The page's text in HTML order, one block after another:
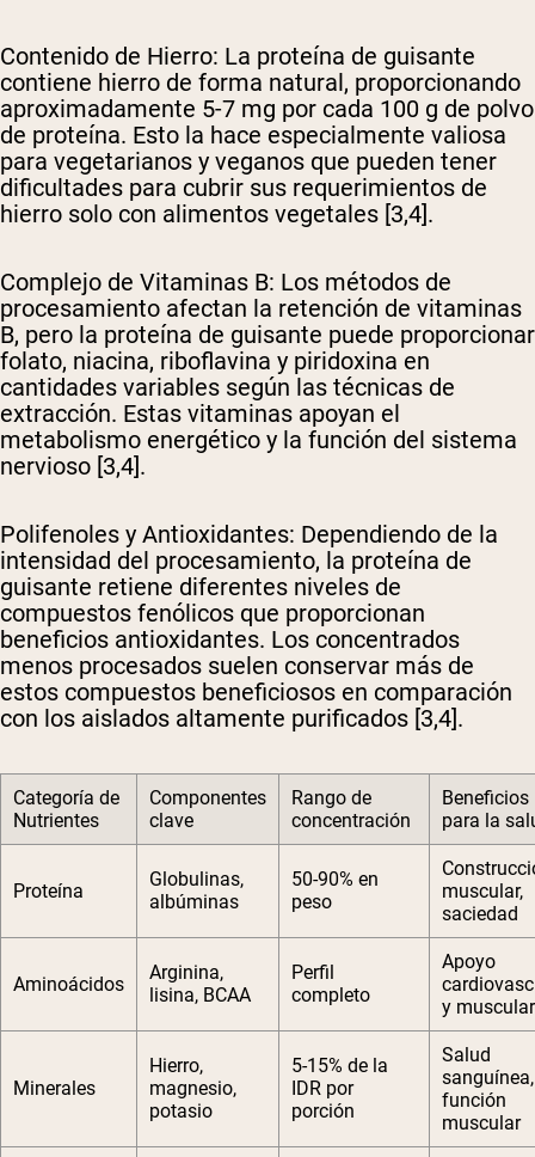
Contenido de Hierro: La proteína de guisante
contiene hierro de forma natural, proporcionando
aproximadamente 5-7 mg por cada 100 g de polvo
de proteína. Esto la hace especialmente valiosa
para vegetarianos y veganos que pueden tener
dificultades para cubrir sus requerimientos de
hierro solo con alimentos vegetales [3,4].
Complejo de Vitaminas B: Los métodos de
procesamiento afectan la retención de vitaminas
B, pero la proteína de guisante puede proporcionar
folato, niacina, riboflavina y piridoxina en
cantidades variables según las técnicas de
extracción. Estas vitaminas apoyan el
metabolismo energético y la función del sistema
nervioso [3,4].
Polifenoles y Antioxidantes: Dependiendo de la
intensidad del procesamiento, la proteína de
guisante retiene diferentes niveles de
compuestos fenólicos que proporcionan
beneficios antioxidantes. Los concentrados
menos procesados suelen conservar más de
estos compuestos beneficiosos en comparación
con los aislados altamente purificados [3,4].
Categoría de
Nutrientes
Componentes
clave
Rango de
concentración
Beneficios
para la
Proteína
Globulinas,
albúminas
50-90% en
peso
muscular,
saciedad
Aminoácidos
Arginina,
lisina, BCAA
Perfil
completo
Apoyo
y muscular
Minerales
Hierro,
magnesio,
potasio
5-15% de la
IDR por
porción
Salud
sanguínea,
función
muscular